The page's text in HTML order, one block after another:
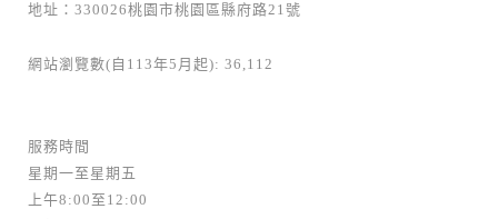
地址：330026桃園市桃園區縣府路21號
網站瀏覽數(自113年5月起): 36,112
服務時間
星期一至星期五
上午8:00至12:00